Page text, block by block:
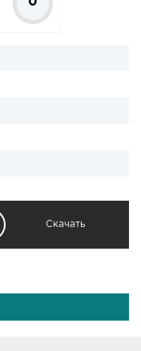
Скачать